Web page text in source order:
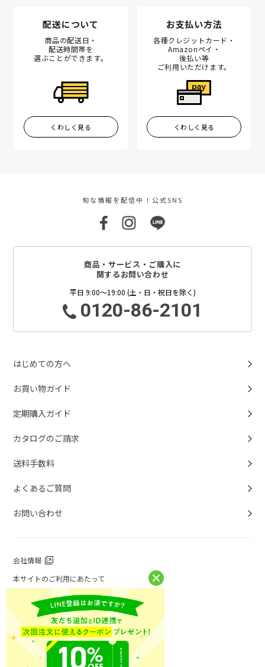
配送について
商品の配送日・
配送時間帯を
選ぶことができます。
くわしく見る
お支払い方法
各種クレジットカード・
Amazonペイ・
後払い等
ご利用いただけます。
くわしく見る
旬な情報を配信中！公式SNS
商品・サービス・ご購入に
関するお問い合わせ
平日 9:00～19:00 (土・日・祝日を除く)
0120-86-2101
はじめての方へ
お買い物ガイド
定期購入ガイド
カタログのご請求
送料手数料
よくあるご質問
お問い合わせ
会社情報
本サイトのご利用にあたって
個人情報保護方針
個人情報取扱について
特定商取引法に基づく表記
お問い合わせ